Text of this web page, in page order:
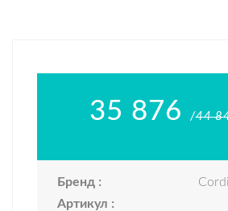
35 876 /44
Бренд :
Артикул :